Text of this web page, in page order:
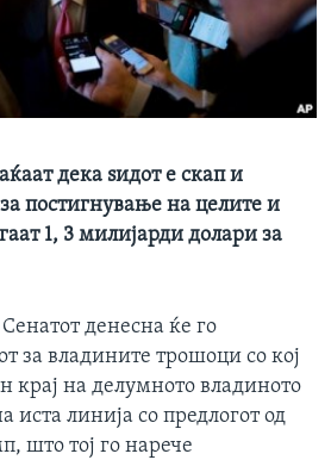
дека ѕидот е скап и
постигнување на целите и
1, 3 милијарди долари за
денесна ќе го
за владините трошоци со кој
крај на делумното владиното
иста линија со предлогот од
што тој го нарече